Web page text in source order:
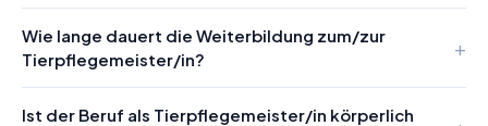
Wie lange dauert die Weiterbildung zum/zur
Tierpflegemeister/in?
Ist der Beruf als Tierpflegemeister/in körperlich